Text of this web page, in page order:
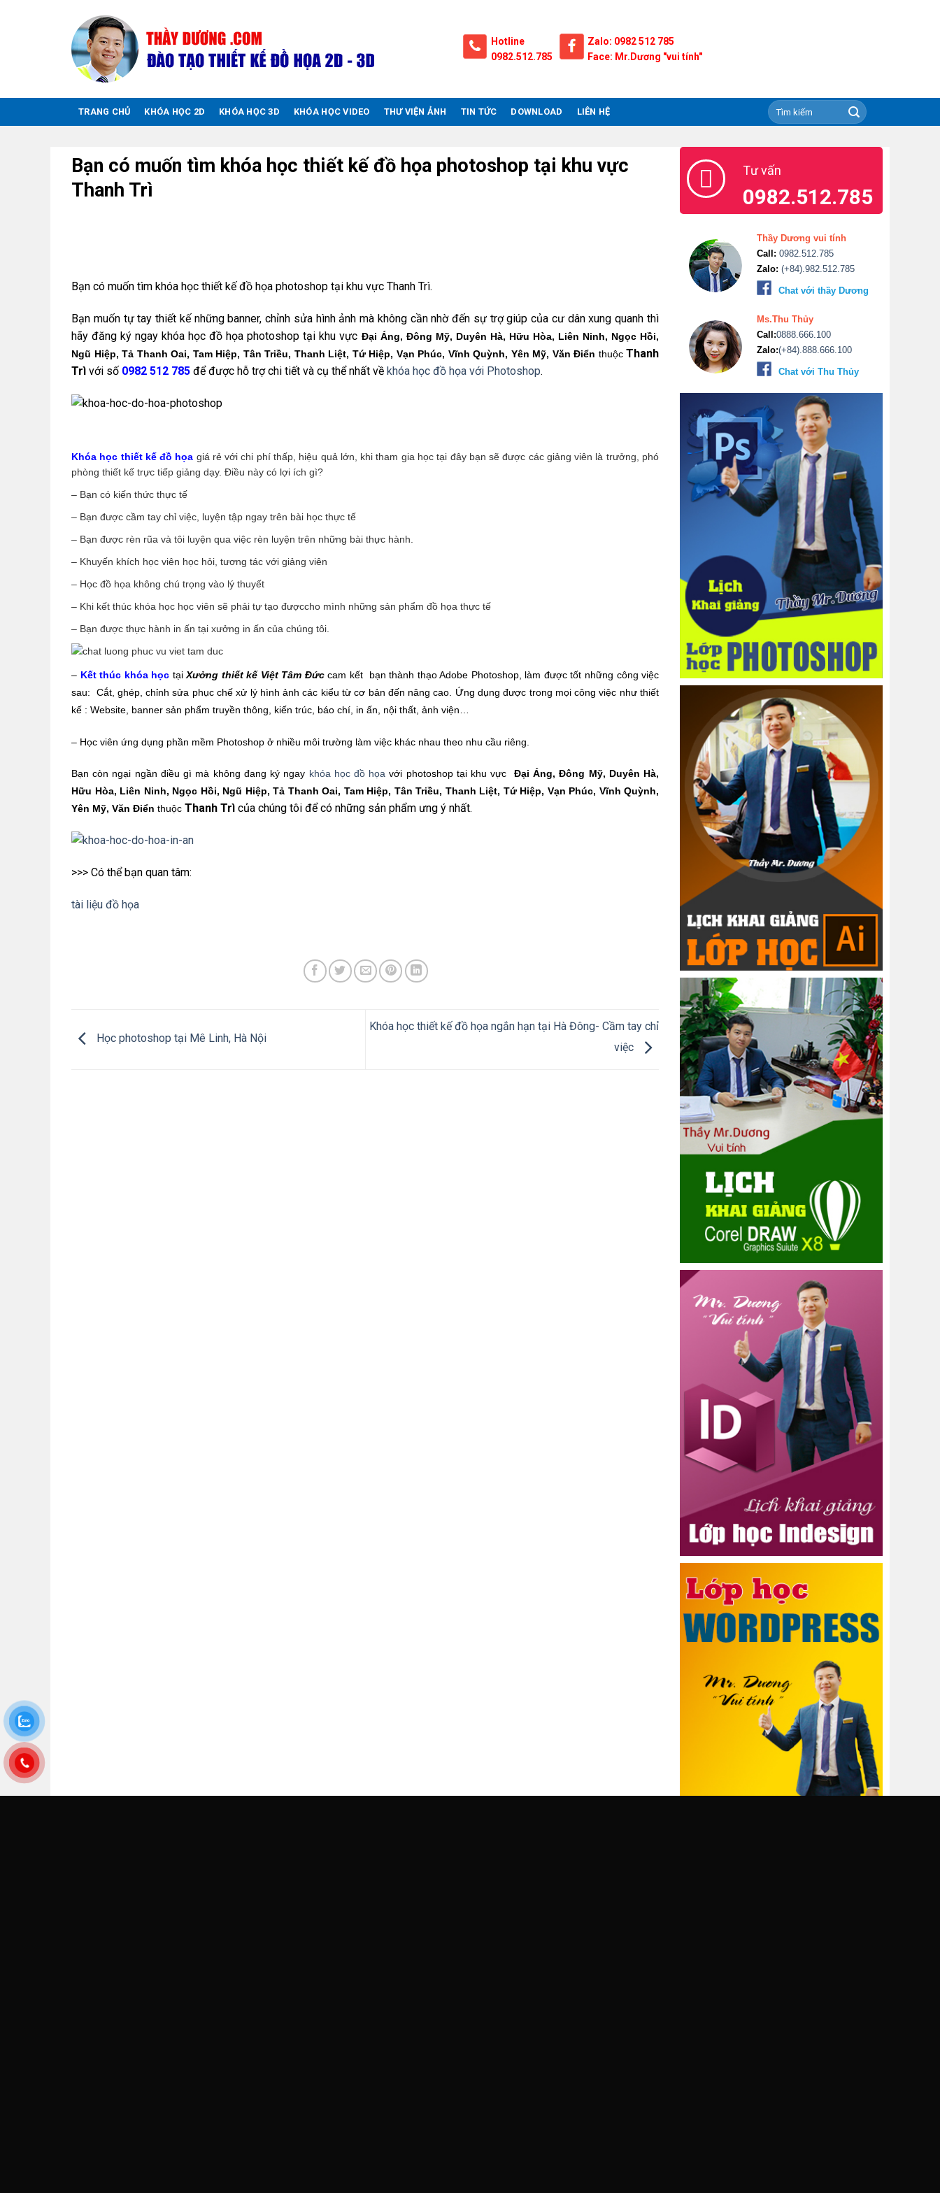
Hotline
0982.512.785
Zalo: 0982 512 785
Face: Mr.Dương "vui tính"
TRANG CHỦ KHÓA HỌC 2D KHÓA HỌC 3D KHÓA HỌC VIDEO THƯ VIỆN ẢNH TIN TỨC DOWNLOAD LIÊN HỆ
Bạn có muốn tìm khóa học thiết kế đồ họa photoshop tại khu vực
Thanh Trì
Bạn có muốn tìm khóa học thiết kế đồ họa photoshop tại khu vực Thanh Trì.
Bạn muốn tự tay thiết kế những banner, chỉnh sửa hình ảnh mà không cần nhờ đến sự trợ giúp của cư dân xung quanh thì
hãy đăng ký ngay khóa học đồ họa photoshop tại khu vực Đại Áng, Đông Mỹ, Duyên Hà, Hữu Hòa, Liên Ninh, Ngọc Hồi,
Ngũ Hiệp, Tả Thanh Oai, Tam Hiệp, Tân Triều, Thanh Liệt, Tứ Hiệp, Vạn Phúc, Vĩnh Quỳnh, Yên Mỹ, Văn Điển thuộc Thanh
Trì với số 0982 512 785 để được hỗ trợ chi tiết và cụ thể nhất về khóa học đồ họa với Photoshop.
Khóa học thiết kế đồ họa giá rẻ với chi phí thấp, hiệu quả lớn, khi tham gia học tại đây bạn sẽ được các giảng viên là trưởng, phó
phòng thiết kế trực tiếp giảng dạy. Điều này có lợi ích gì?
– Bạn có kiến thức thực tế
– Bạn được cầm tay chỉ việc, luyện tập ngay trên bài học thực tế
– Bạn được rèn rũa và tôi luyện qua việc rèn luyện trên những bài thực hành.
– Khuyến khích học viên học hỏi, tương tác với giảng viên
– Học đồ họa không chú trọng vào lý thuyết
– Khi kết thúc khóa học học viên sẽ phải tự tạo đượccho mình những sản phẩm đồ họa thực tế
– Bạn được thực hành in ấn tại xưởng in ấn của chúng tôi.
– Kết thúc khóa học tạiXưởng thiết kế Việt Tâm Đứccam kết bạn thành thạo Adobe Photoshop, làm được tốt những công việc
sau: Cắt, ghép, chỉnh sửa phục chế xử lý hình ảnh các kiểu từ cơ bản đến nâng cao. Ứng dụng được trong mọi công việc như thiết
kế : Website, banner sản phẩm truyền thông, kiến trúc, báo chí, in ấn, nội thất, ảnh viện…
– Học viên ứng dụng phần mềm Photoshop ở nhiều môi trường làm việc khác nhau theo nhu cầu riêng.
Bạn còn ngại ngần điều gì mà không đang ký ngay khóa học đồ họa với photoshop tại khu vực
Đại Áng, Đông Mỹ, Duyên Hà,
Hữu Hòa, Liên Ninh, Ngọc Hồi, Ngũ Hiệp, Tả Thanh Oai, Tam Hiệp, Tân Triều, Thanh Liệt, Tứ Hiệp, Vạn Phúc, Vĩnh Quỳnh,
Yên Mỹ, Văn Điển thuộc Thanh Trì của chúng tôi để có những sản phẩm ưng ý nhất.
>>> Có thể bạn quan tâm:
tài liệu đồ họa
Học photoshop tại Mê Linh, Hà Nội
Khóa học thiết kế đồ họa ngắn hạn tại Hà Đông- Cầm tay chỉ
việc
Tư vấn
0982.512.785
Thầy Dương vui tính
Call: 0982.512.785
Zalo: (+84).982.512.785
Chat với thầy Dương
Ms.Thu Thủy
Call:0888.666.100
Zalo:(+84).888.666.100
Chat với Thu Thủy